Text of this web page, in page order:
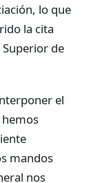
lo que
la cita
de
el
mandos
nos